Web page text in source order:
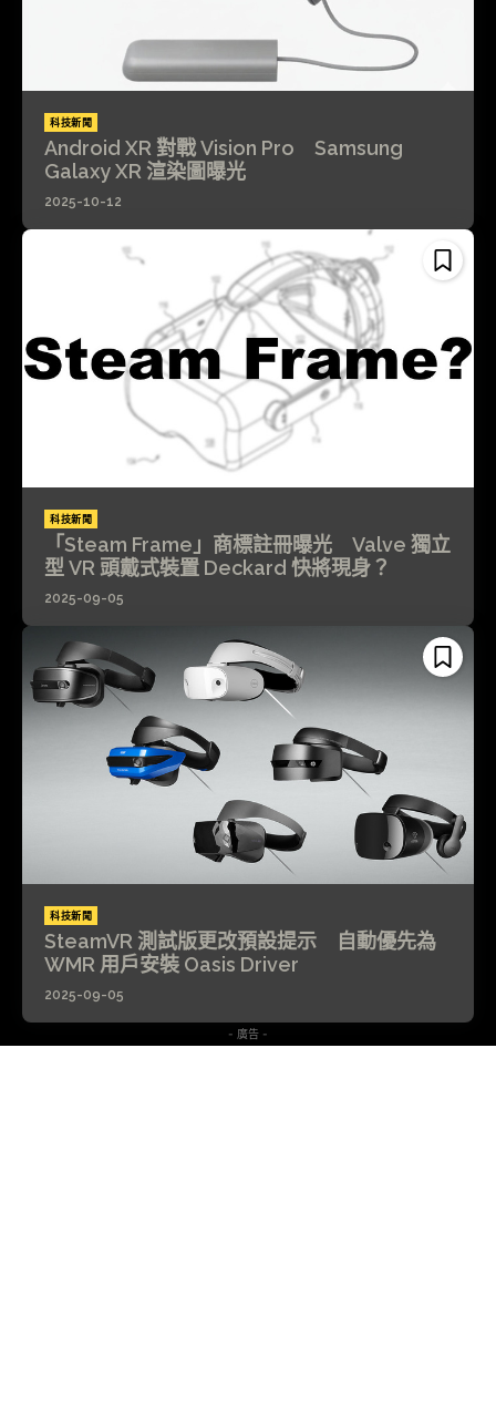
科技新聞
Android XR 對戰 Vision Pro Samsung
Galaxy XR 渲染圖曝光
2025-10-12
科技新聞
「Steam Frame」商標註冊曝光 Valve 獨立
型 VR 頭戴式裝置 Deckard 快將現身？
2025-09-05
科技新聞
SteamVR 測試版更改預設提示 自動優先為
WMR 用戶安裝 Oasis Driver
2025-09-05
- 廣告 -